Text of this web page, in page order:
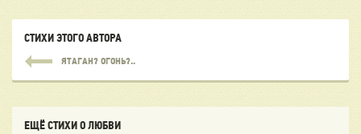
судьбы, обратите внимание на этих авторов:
и драматичных стихов о любви и разлуке.
«Сжала руки под тёмной вуалью»).
СТИХИ ЭТОГО АВТОРА
ЯТАГАН? ОГОНЬ?..
ЕЩЁ СТИХИ О ЛЮБВИ